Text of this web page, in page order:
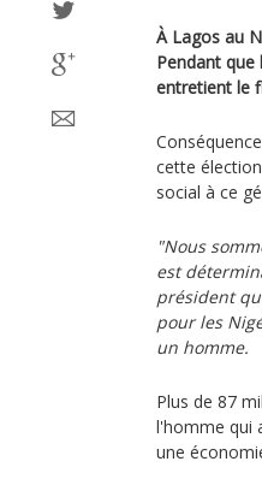
À Lagos au
Pendant
entretient le
cette
social à ce
"Nous
est
président
pour les
un homme.
Plus de 87
l'homme qui
une